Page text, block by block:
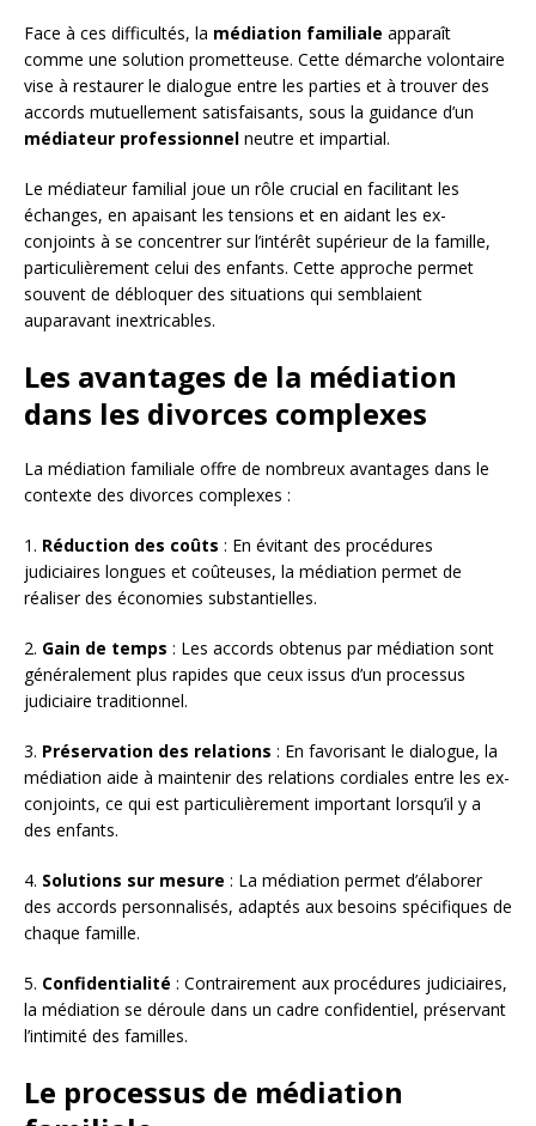
Face à ces difficultés, la médiation familiale apparaît
comme une solution prometteuse. Cette démarche volontaire
vise à restaurer le dialogue entre les parties et à trouver des
accords mutuellement satisfaisants, sous la guidance d’un
médiateur professionnel neutre et impartial.
Le médiateur familial joue un rôle crucial en facilitant les
échanges, en apaisant les tensions et en aidant les ex-
conjoints à se concentrer sur l’intérêt supérieur de la famille,
particulièrement celui des enfants. Cette approche permet
souvent de débloquer des situations qui semblaient
auparavant inextricables.
Les avantages de la médiation
dans les divorces complexes
La médiation familiale offre de nombreux avantages dans le
contexte des divorces complexes :
1. Réduction des coûts : En évitant des procédures
judiciaires longues et coûteuses, la médiation permet de
réaliser des économies substantielles.
2. Gain de temps : Les accords obtenus par médiation sont
généralement plus rapides que ceux issus d’un processus
judiciaire traditionnel.
3. Préservation des relations : En favorisant le dialogue, la
médiation aide à maintenir des relations cordiales entre les ex-
conjoints, ce qui est particulièrement important lorsqu’il y a
des enfants.
4. Solutions sur mesure : La médiation permet d’élaborer
des accords personnalisés, adaptés aux besoins spécifiques de
chaque famille.
5. Confidentialité : Contrairement aux procédures judiciaires,
la médiation se déroule dans un cadre confidentiel, préservant
l’intimité des familles.
Le processus de médiation